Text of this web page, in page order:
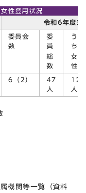
性登用状況
令和6年度末
委員会
数
委
員
総
数
う
ち
女
性
6（2）
47
人
12
人
機関等一覧（資料